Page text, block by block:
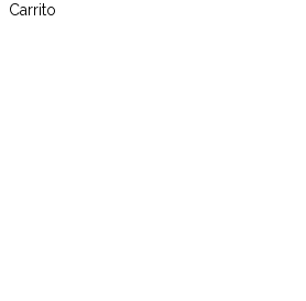
Carrito